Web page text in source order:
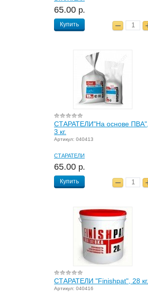
65.00 р.
Купить
СТАРАТЕЛИ"На основе ПВА",
3 кг.
Артикул: 040413
СТАРАТЕЛИ
65.00 р.
Купить
СТАРАТЕЛИ "Finishpat", 28 кг.
Артикул: 040416